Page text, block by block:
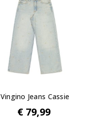
Vingino Jeans Cassie
Pearl
€ 79,99